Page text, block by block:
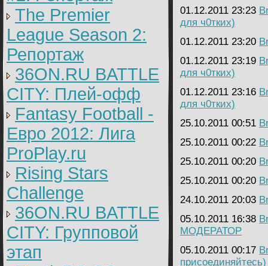
The Premier
League Season 2:
Репортаж
36ON.RU BATTLE
CITY: Плей-офф
Fantasy Football -
Евро 2012: Лига
ProPlay.ru
Rising Stars
Challenge
36ON.RU BATTLE
CITY: Групповой
этап
01.12.2011 23:23
для ч0тких)
01.12.2011 23:20
01.12.2011 23:19
для ч0тких)
01.12.2011 23:16
для ч0тких)
25.10.2011 00:51
25.10.2011 00:22
25.10.2011 00:20
25.10.2011 00:20
24.10.2011 20:03
05.10.2011 16:38
МОДЕРАТОР
05.10.2011 00:17
присоединяйтесь)